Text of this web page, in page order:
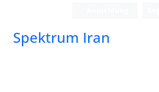
Spektrum Iran